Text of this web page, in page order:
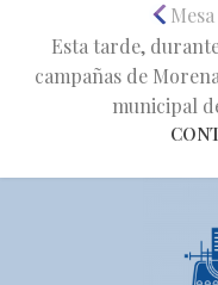
Esta tarde,
campañas de
municipal